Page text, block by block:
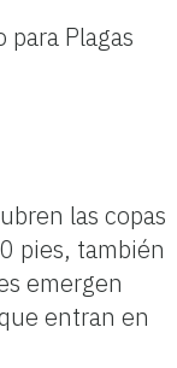
Plagas
las copas
pies, también
emergen
entran en